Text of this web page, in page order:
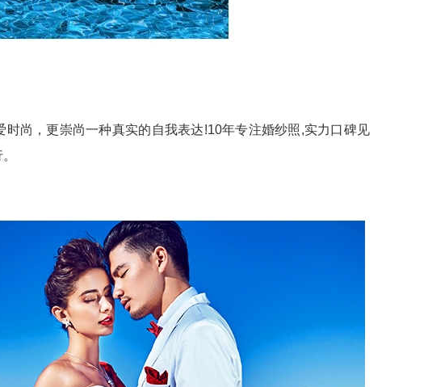
尚，更崇尚一种真实的自我表达!10年专注婚纱照,实力口碑见